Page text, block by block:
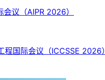
会议 （AIPR 2026）
程国际会议 （ICCSSE 2026）